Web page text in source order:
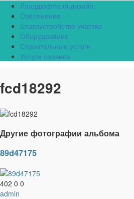
Ландшафтный дизайн
Озеленение
Благоустройство участка
Оборудование
Строительные услуги
Услуги сервиса
fcd18292
Другие фотографии альбома
89d47175
402 0 0
admin